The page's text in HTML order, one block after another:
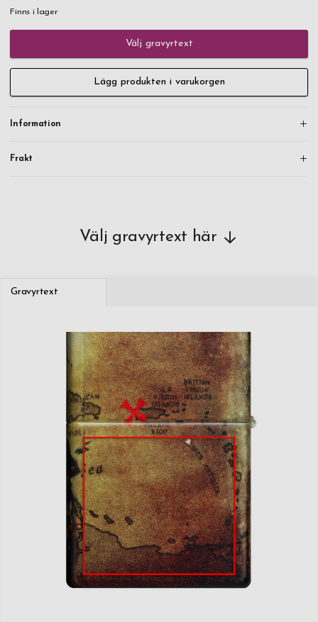
på bensin.
Levereras i klassisk svart Zippo-presentask. Snabb leverans, beställ
redan idag.
Finns i lager
Välj gravyrtext
Lägg produkten i varukorgen
Information
Frakt
Välj gravyrtext här
Gravyrtext